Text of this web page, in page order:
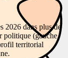
2026 dans plus de
politique (gauche,
territorial